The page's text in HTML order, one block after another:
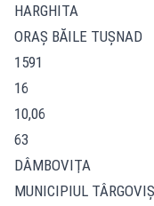
HARGHITA
ORAŞ BĂILE TUŞNAD
1591
16
10,06
63
DÂMBOVIŢA
MUNICIPIUL